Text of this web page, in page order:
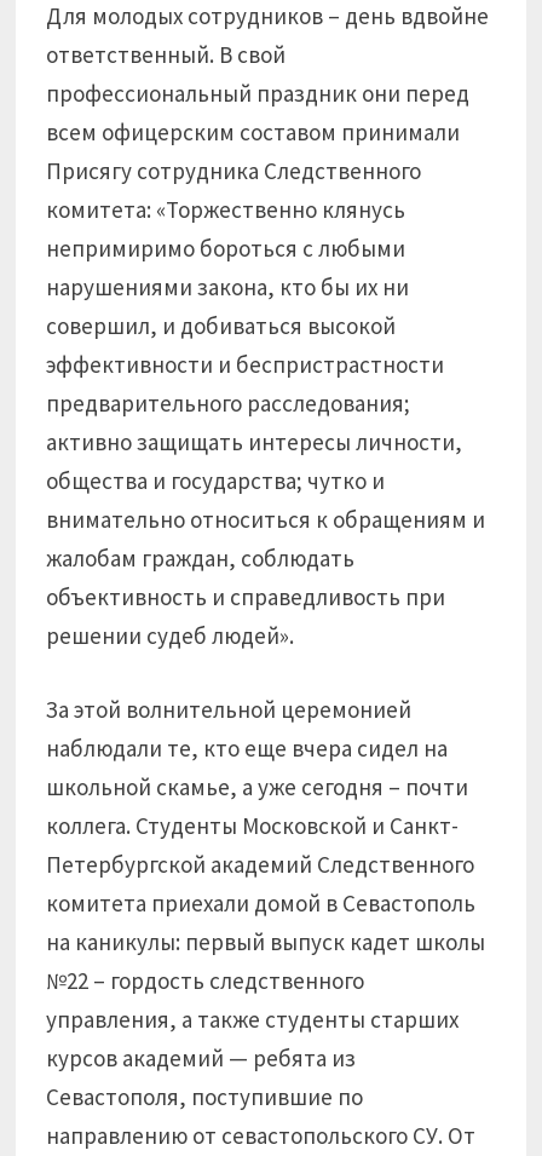
Для молодых сотрудников – день вдвойне
ответственный. В свой
профессиональный праздник они перед
всем офицерским составом принимали
Присягу сотрудника Следственного
комитета: «Торжественно клянусь
непримиримо бороться с любыми
нарушениями закона, кто бы их ни
совершил, и добиваться высокой
эффективности и беспристрастности
предварительного расследования;
активно защищать интересы личности,
общества и государства; чутко и
внимательно относиться к обращениям и
жалобам граждан, соблюдать
объективность и справедливость при
решении судеб людей».
За этой волнительной церемонией
наблюдали те, кто еще вчера сидел на
школьной скамье, а уже сегодня – почти
коллега. Студенты Московской и Санкт-
Петербургской академий Следственного
комитета приехали домой в Севастополь
на каникулы: первый выпуск кадет школы
№22 – гордость следственного
управления, а также студенты старших
курсов академий — ребята из
Севастополя, поступившие по
направлению от севастопольского СУ. От